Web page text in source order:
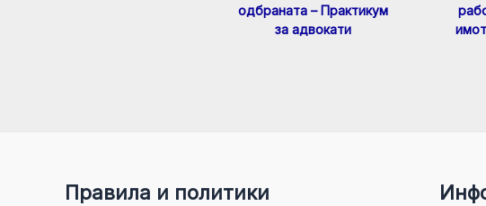
одбраната – Практикум
за адвокати
Правила и политики